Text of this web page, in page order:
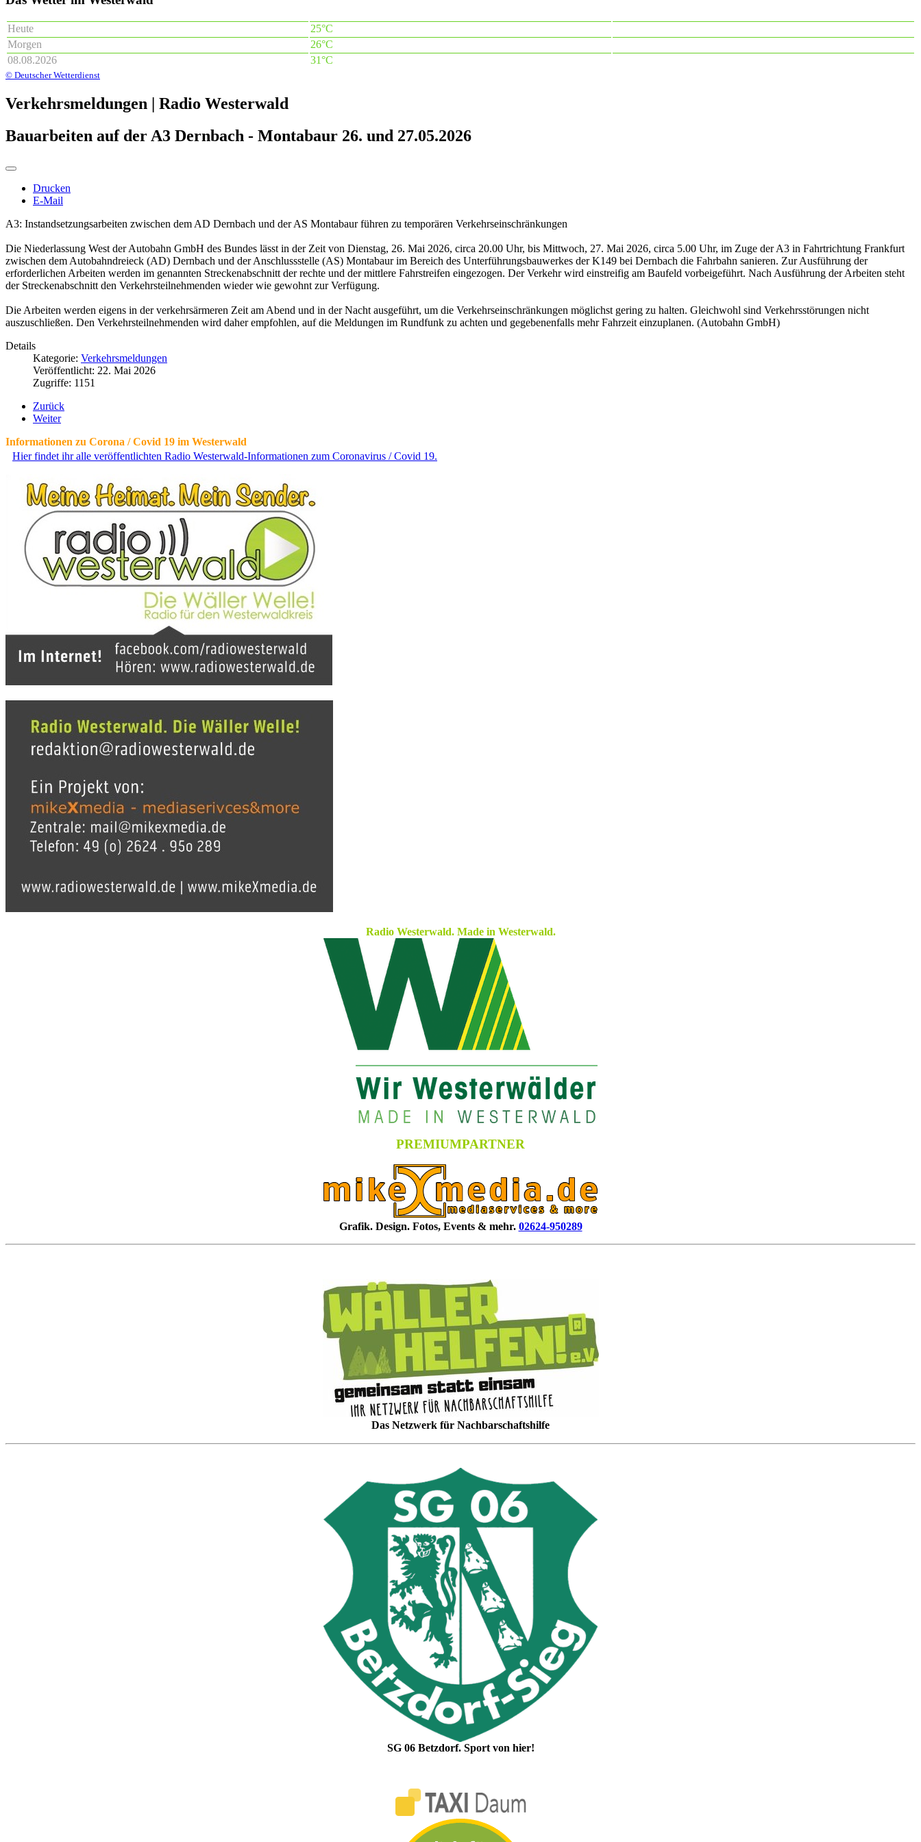
Heute
25°C
Morgen
26°C
08.08.2026
31°C
© Deutscher Wetterdienst
Verkehrsmeldungen | Radio Westerwald
Bauarbeiten auf der A3 Dernbach - Montabaur 26. und 27.05.2026
Drucken
E-Mail
A3: Instandsetzungsarbeiten zwischen dem AD Dernbach und der AS Montabaur führen zu temporären Verkehrseinschränkungen
Die Niederlassung West der Autobahn GmbH des Bundes lässt in der Zeit von Dienstag, 26. Mai 2026, circa 20.00 Uhr, bis Mittwoch, 27. Mai 2026, circa 5.00 Uhr, im Zuge der A3 in Fahrtrichtung Frankfurt
zwischen dem Autobahndreieck (AD) Dernbach und der Anschlussstelle (AS) Montabaur im Bereich des Unterführungsbauwerkes der K149 bei Dernbach die Fahrbahn sanieren. Zur Ausführung der
erforderlichen Arbeiten werden im genannten Streckenabschnitt der rechte und der mittlere Fahrstreifen eingezogen. Der Verkehr wird einstreifig am Baufeld vorbeigeführt. Nach Ausführung der Arbeiten steht
der Streckenabschnitt den Verkehrsteilnehmenden wieder wie gewohnt zur Verfügung.
Die Arbeiten werden eigens in der verkehrsärmeren Zeit am Abend und in der Nacht ausgeführt, um die Verkehrseinschränkungen möglichst gering zu halten. Gleichwohl sind Verkehrsstörungen nicht
auszuschließen. Den Verkehrsteilnehmenden wird daher empfohlen, auf die Meldungen im Rundfunk zu achten und gegebenenfalls mehr Fahrzeit einzuplanen. (Autobahn GmbH)
Details
Kategorie: Verkehrsmeldungen
Veröffentlicht: 22. Mai 2026
Zugriffe: 1151
Zurück
Weiter
Informationen zu Corona / Covid 19 im Westerwald
Hier findet ihr alle veröffentlichten Radio Westerwald-Informationen zum Coronavirus / Covid 19.
Radio Westerwald. Made in Westerwald.
PREMIUMPARTNER
Grafik. Design. Fotos, Events & mehr. 02624-950289
Das Netzwerk für Nachbarschaftshilfe
SG 06 Betzdorf. Sport von hier!